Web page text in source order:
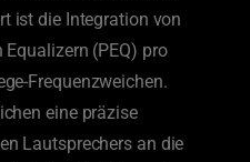
ist die Integration von
(PEQ) pro
Frequenzweichen.
eine präzise
Lautsprechers an die